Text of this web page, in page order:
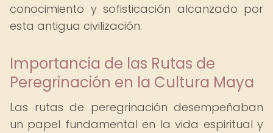
conocimiento y sofisticación alcanzado por
esta antigua civilización.
Importancia de las Rutas de
Peregrinación en la Cultura Maya
Las rutas de peregrinación desempeñaban
un papel fundamental en la vida espiritual y